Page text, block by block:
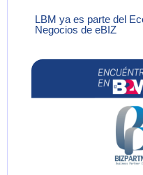
LBM ya es parte del
Negocios de eBIZ